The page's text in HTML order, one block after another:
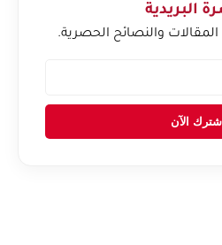
البريدية
والنصائح الحصرية.
اشترك الآن